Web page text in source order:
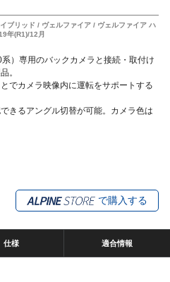
ブリッド / ヴェルファイア / ヴェルファイア ハ
年(R1)/12月
）専用のバックカメラと接続・取付け
。
でカメラ映像内に運転をサポートする
きるアングル切替が可能。カメラ色は
で購入する
仕様 適合情報